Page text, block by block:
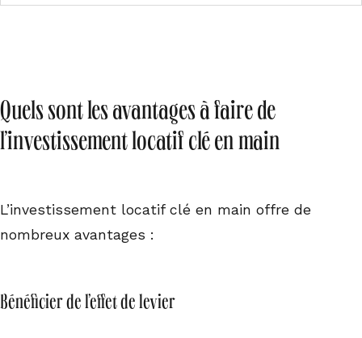
Quels sont les avantages à faire de
l’investissement locatif clé en main
L’investissement locatif clé en main offre de
nombreux avantages :
Bénéficier de l’effet de levier